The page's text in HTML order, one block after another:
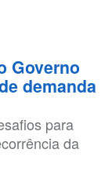
Governo
demanda
para
da